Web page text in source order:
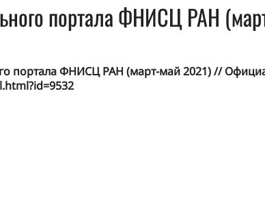
портала ФНИСЦ РАН
портала ФНИСЦ РАН (март-май 2021) //